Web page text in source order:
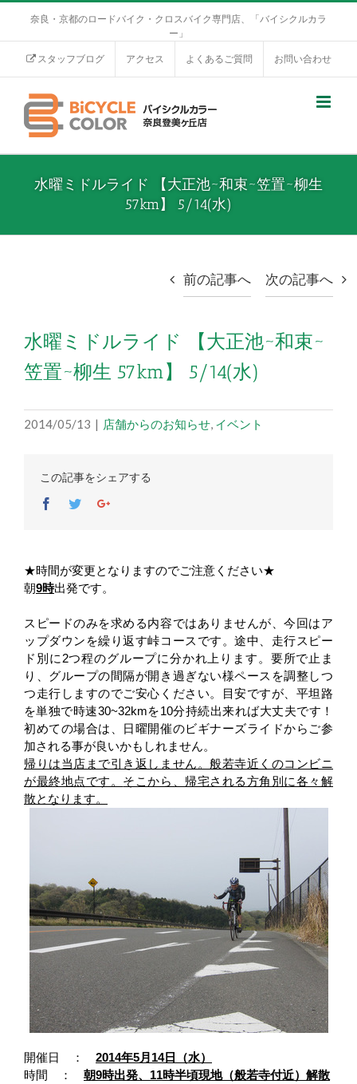
奈良・京都のロードバイク・クロスバイク専門店、「バイシクルカラ
ー」
スタッフブログ アクセス よくあるご質問 お問い合わせ
水曜ミドルライド 【大正池~和束~笠置~柳生
57km】 5/14(水)
前の記事へ 次の記事へ
水曜ミドルライド 【大正池~和束~
笠置~柳生 57km】 5/14(水)
2014/05/13 | 店舗からのお知らせ, イベント
この記事をシェアする
Facebook
TwitterGoogle+
★時間が変更となりますのでご注意ください★
朝9時出発です。
スピードのみを求める内容ではありませんが、今回はア
ップダウンを繰り返す峠コースです。途中、走行スピー
ド別に2つ程のグループに分かれ上ります。要所で止ま
り、グループの間隔が開き過ぎない様ペースを調整しつ
つ走行しますのでご安心ください。
目安ですが、平坦路
を単独で時速30~32kmを10分持続出来れば大丈夫です！
初めての場合は、日曜開催のビギナーズライドからご参
加される事が良いかもしれません。
帰りは当店まで引き返しません。般若寺近くのコンビニ
が最終地点です。 そこから、帰宅される方角別に各々解
散となります。
開催日 ： 2014年5月14日（水）
時間 ： 朝9時出発、11時半頃現地（般若寺付近）解散